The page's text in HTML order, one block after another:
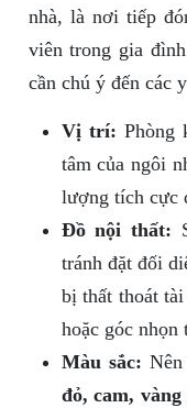
nhà, là nơi tiếp
viên trong gia
cần chú ý đến các
Vị trí: Phòng
tâm của ngôi
lượng tích cực
Đồ nội thất:
tránh đặt đối
bị thất thoát
hoặc góc nhọn
Màu sắc:
đỏ, cam, vàng